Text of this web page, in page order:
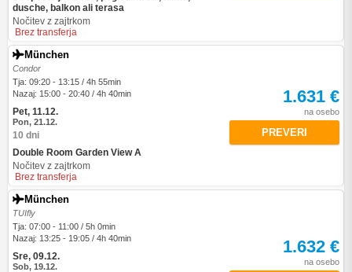
dusche, balkon ali terasa
Nočitev z zajtrkom
Brez transferja
München
Condor
Tja: 09:20 - 13:15 / 4h 55min
Nazaj: 15:00 - 20:40 / 4h 40min
Pet, 11.12.
Pon, 21.12.
10 dni
Double Room Garden View A
Nočitev z zajtrkom
Brez transferja
1.631 €
na osebo
PREVERI
München
TUIfly
Tja: 07:00 - 11:00 / 5h 0min
Nazaj: 13:25 - 19:05 / 4h 40min
Sre, 09.12.
Sob, 19.12.
1.632 €
na osebo